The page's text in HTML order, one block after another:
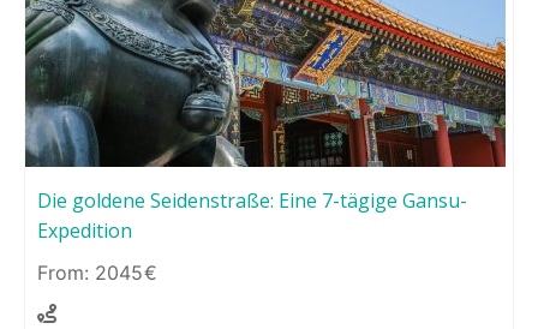
Die goldene Seidenstraße: Eine 7-tägige Gansu-
Expedition
2045